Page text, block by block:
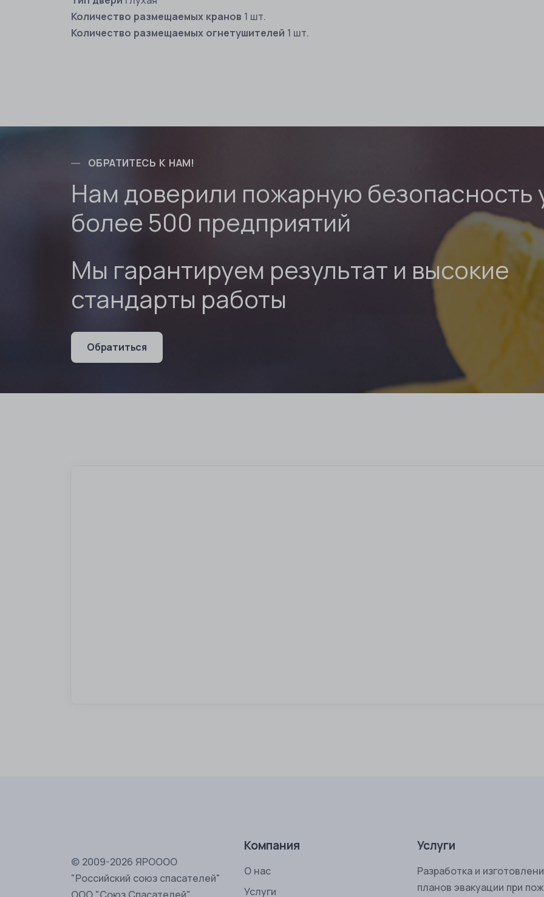
Количество размещаемых кранов 1 шт.
Количество размещаемых огнетушителей 1 шт.
ОБРАТИТЕСЬ К НАМ!
Нам доверили пожарную безопасность
более 500 предприятий
Мы гарантируем результат и высокие
стандарты работы
Обратиться
© 2009-2026 ЯРОООО
"Российский союз спасателей"
Компания
О нас
Услуги
Услуги
Разработка и
планов эвакуации при